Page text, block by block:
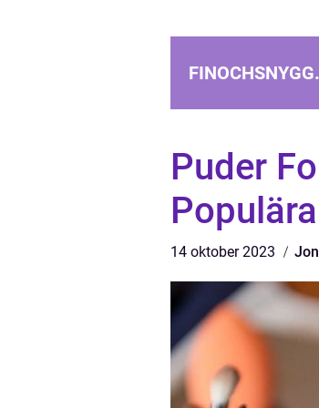
FINOCHSNYGG.
Puder
14 oktober 2023